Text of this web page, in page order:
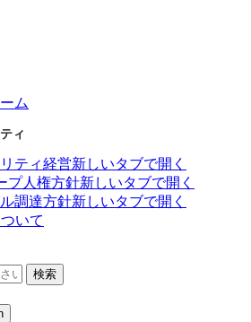
ム
ィ
ティ経営新しいタブで開く
プ人権方針新しいタブで開く
調達方針新しいタブで開く
いて
検索